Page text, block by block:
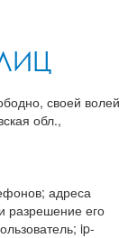
своей волей
обл.,
адреса
разрешение его
ip-